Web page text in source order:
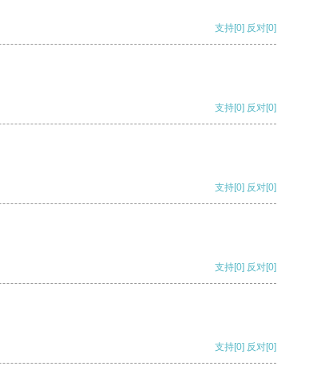
支持[0] 反对[0]
支持[0] 反对[0]
支持[0] 反对[0]
支持[0] 反对[0]
支持[0] 反对[0]